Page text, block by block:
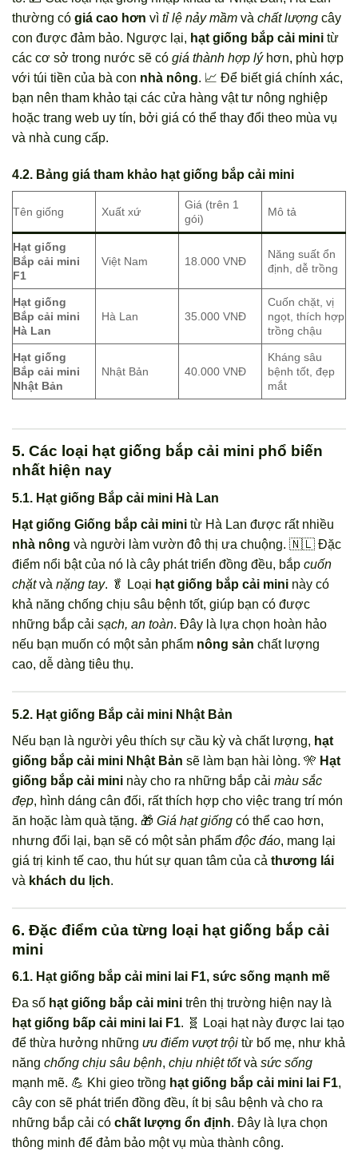
thường có giá cao hơn vì tỉ lệ nảy mầm và chất lượng cây
con được đảm bảo. Ngược lại, hạt giống bắp cải mini từ
các cơ sở trong nước sẽ có giá thành hợp lýhơn, phù hợp
với túi tiền của bà con nhà nông. 📈 Để biết giá chính xác,
bạn nên tham khảo tại các cửa hàng vật tư nông nghiệp
hoặc trang web uy tín, bởi giá có thể thay đổi theo mùa vụ
và nhà cung cấp.
4.2. Bảng giá tham khảo hạt giống bắp cải mini
Tên giống Xuất xứ
Giá (trên 1
gói)
Mô tả
Hạt giống
Bắp cải mini
F1
Việt Nam 18.000 VNĐ
Năng suất ổn
định, dễ trồng
Hạt giống
Bắp cải mini
Hà Lan
Hà Lan 35.000 VNĐ
Cuốn chặt, vị
ngọt, thích hợp
trồng chậu
Hạt giống
Bắp cải mini
Nhật Bản
Nhật Bản 40.000 VNĐ
Kháng sâu
bệnh tốt, đẹp
mắt
5. Các loại hạt giống bắp cải mini phổ biến
nhất hiện nay
5.1. Hạt giống Bắp cải mini Hà Lan
Hạt giống Giống bắp cải mini từ Hà Lan được rất nhiều
nhà nông và người làm vườn đô thị ưa chuộng. 🇳🇱 Đặc
điểm nổi bật của nó là cây phát triển đồng đều, bắp cuốn
chặtvà nặng tay. 🥬 Loại hạt giống bắp cải mini này có
khả năng chống chịu sâu bệnh tốt, giúp bạn có được
những bắp cải sạch, an toàn. Đây là lựa chọn hoàn hảo
nếu bạn muốn có một sản phẩm nông sản chất lượng
cao, dễ dàng tiêu thụ.
5.2. Hạt giống Bắp cải mini Nhật Bản
Nếu bạn là người yêu thích sự cầu kỳ và chất lượng, hạt
giống bắp cải mini Nhật Bản sẽ làm bạn hài lòng. 🎌 Hạt
giống bắp cải mini này cho ra những bắp cải màu sắc
đẹp, hình dáng cân đối, rất thích hợp cho việc trang trí món
ăn hoặc làm quà tặng. 🎁 Giá hạt giống có thể cao hơn,
nhưng đổi lại, bạn sẽ có một sản phẩm độc đáo, mang lại
giá trị kinh tế cao, thu hút sự quan tâm của cả thương lái
và khách du lịch.
6. Đặc điểm của từng loại hạt giống bắp cải
mini
6.1. Hạt giống bắp cải mini lai F1, sức sống mạnh mẽ
Đa số hạt giống bắp cải mini trên thị trường hiện nay là
hạt giống bấp cải mini lai F1. 🧬 Loại hạt này được lai tạo
để thừa hưởng những ưu điểm vượt trội từ bố mẹ, như khả
năng chống chịu sâu bệnh, chịu nhiệt tốtvà sức sống
mạnh mẽ. 💪 Khi gieo trồng hạt giống bắp cải mini lai F1,
cây con sẽ phát triển đồng đều, ít bị sâu bệnh và cho ra
những bắp cải có chất lượng ổn định. Đây là lựa chọn
thông minh để đảm bảo một vụ mùa thành công.